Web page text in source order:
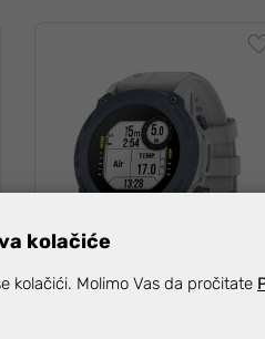
kolačiće
kolačići. Molimo Vas da pročitate